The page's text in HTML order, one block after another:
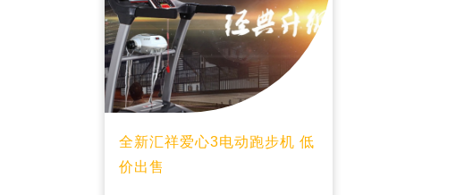
全新汇祥爱心3电动跑步机 低
价出售